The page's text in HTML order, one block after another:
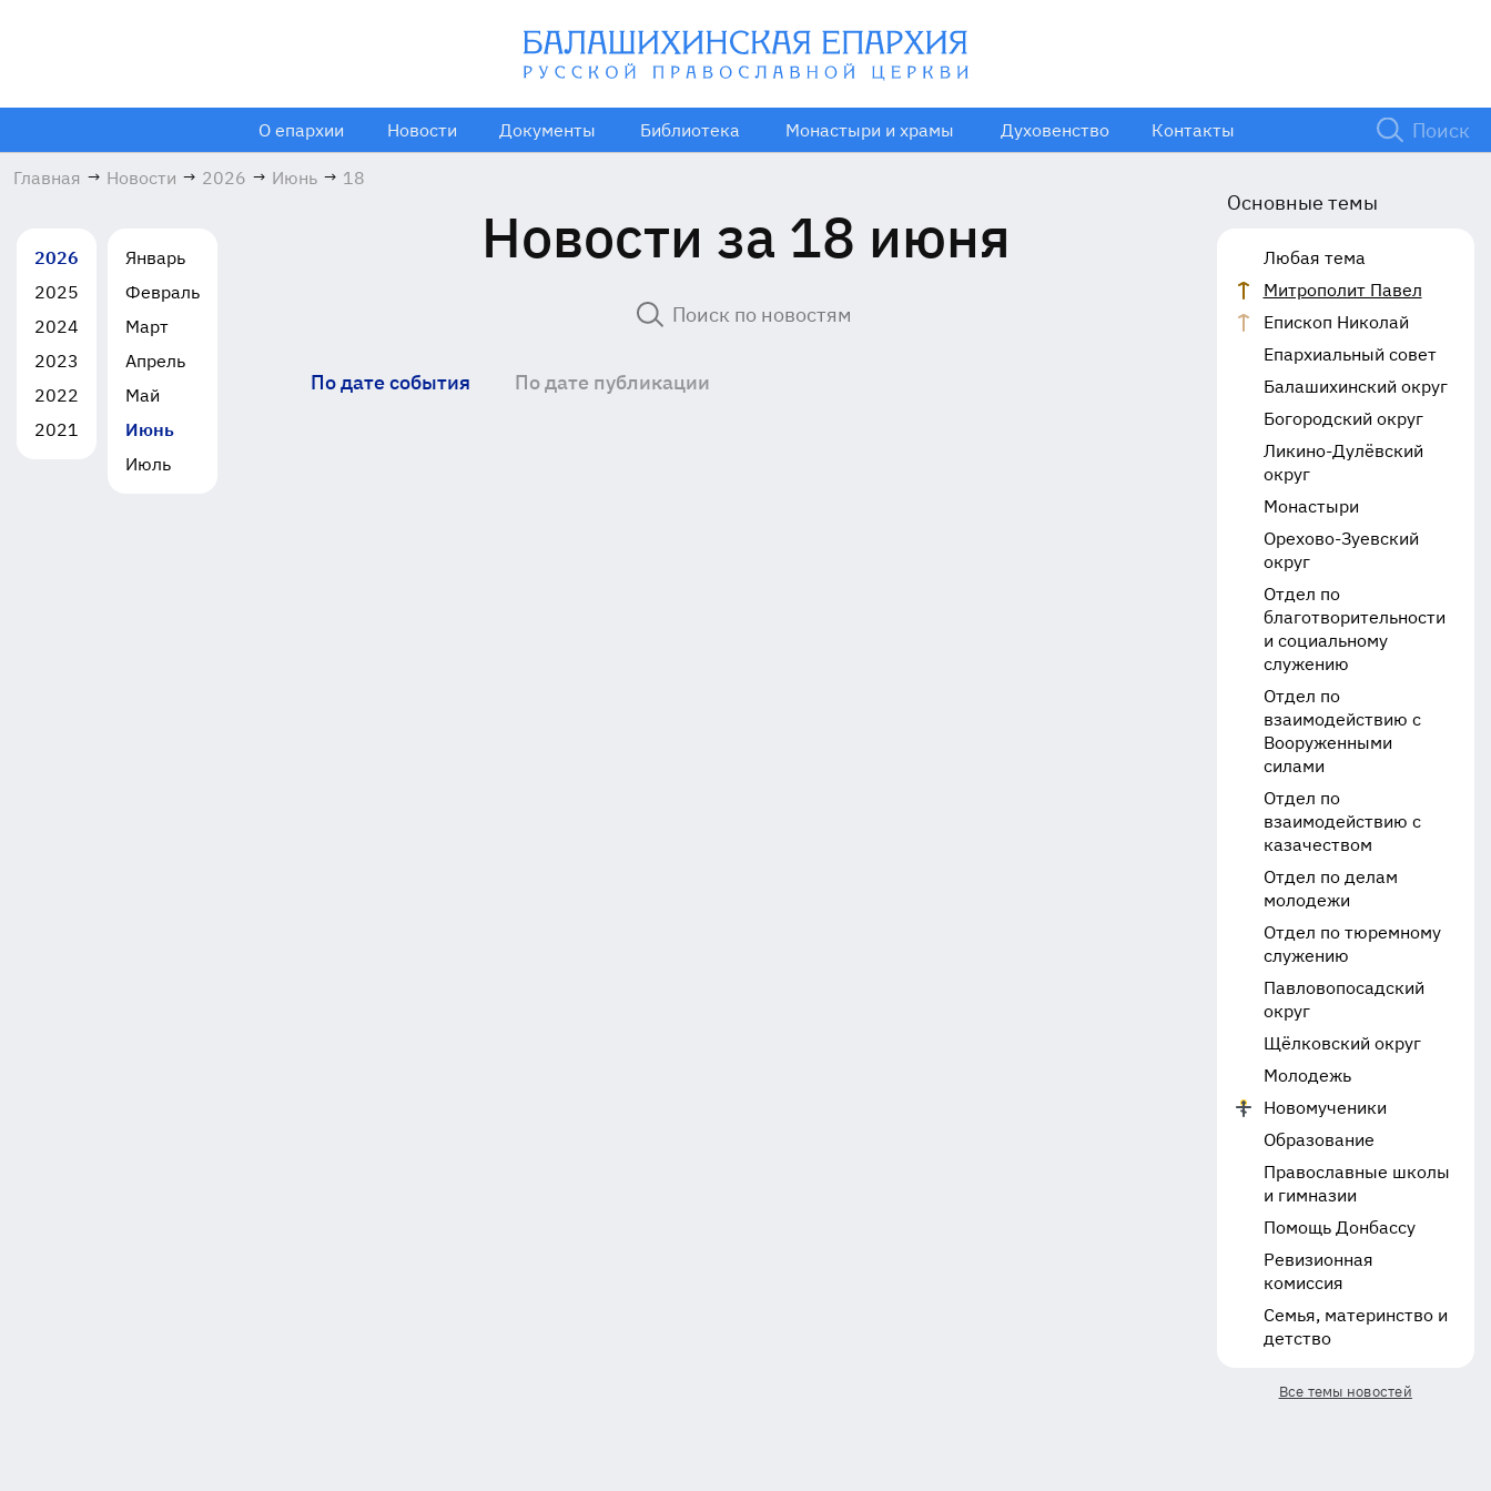
О епархии Новости Документы Библиотека Монастыри и храмы Духовенство Контакты
Главная → Новости → 2026 → Июнь → 18
2026
2025
2024
2023
2022
2021
Январь
Февраль
Март
Апрель
Май
Июнь
Июль
Новости за 18 июня
По дате события По дате публикации
Основные темы
Любая тема
Митрополит Павел
Епископ Николай
Епархиальный совет
Балашихинский округ
Богородский округ
Ликино-Дулёвский
округ
Монастыри
Орехово-Зуевский
округ
Отдел по
благотворительности
и социальному
служению
Отдел по
взаимодействию с
Вооруженными
силами
Отдел по
взаимодействию с
казачеством
Отдел по делам
молодежи
Отдел по тюремному
служению
Павловопосадский
округ
Щёлковский округ
Молодежь
Новомученики
Образование
Православные школы
и гимназии
Помощь Донбассу
Ревизионная
комиссия
Семья, материнство и
детство
Все темы новостей